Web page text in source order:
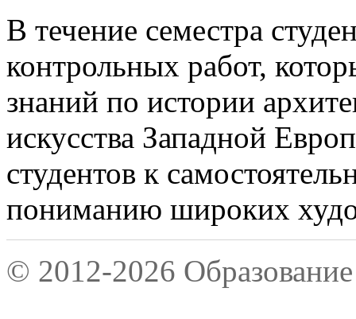
В течение семестра
контрольных работ,
знаний по истории
искусства Западной
студентов к
пониманию широких
© 2012-2026 Образование